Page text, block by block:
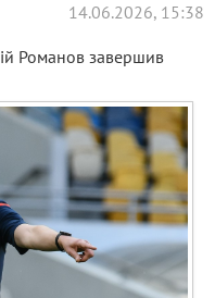
14.06.2026, 15:38
Романов завершив